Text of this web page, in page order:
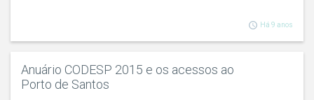
Há 9 anos
Anuário CODESP 2015 e os acessos ao
Porto de Santos